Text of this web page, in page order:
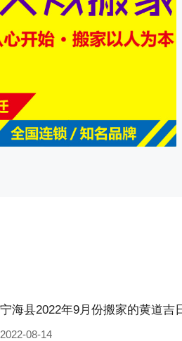
2022-08-14